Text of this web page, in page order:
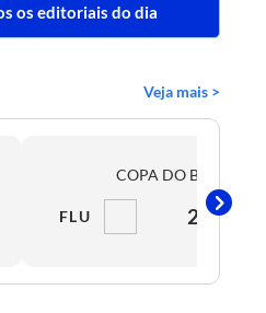
os editoriais do dia
Veja mais >
COPA DO BRASIL
FLU 21:30